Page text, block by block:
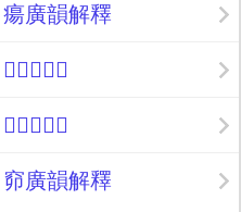
瘍廣韻解釋
𪔳廣韻解釋
𠌖廣韻解釋
窌廣韻解釋